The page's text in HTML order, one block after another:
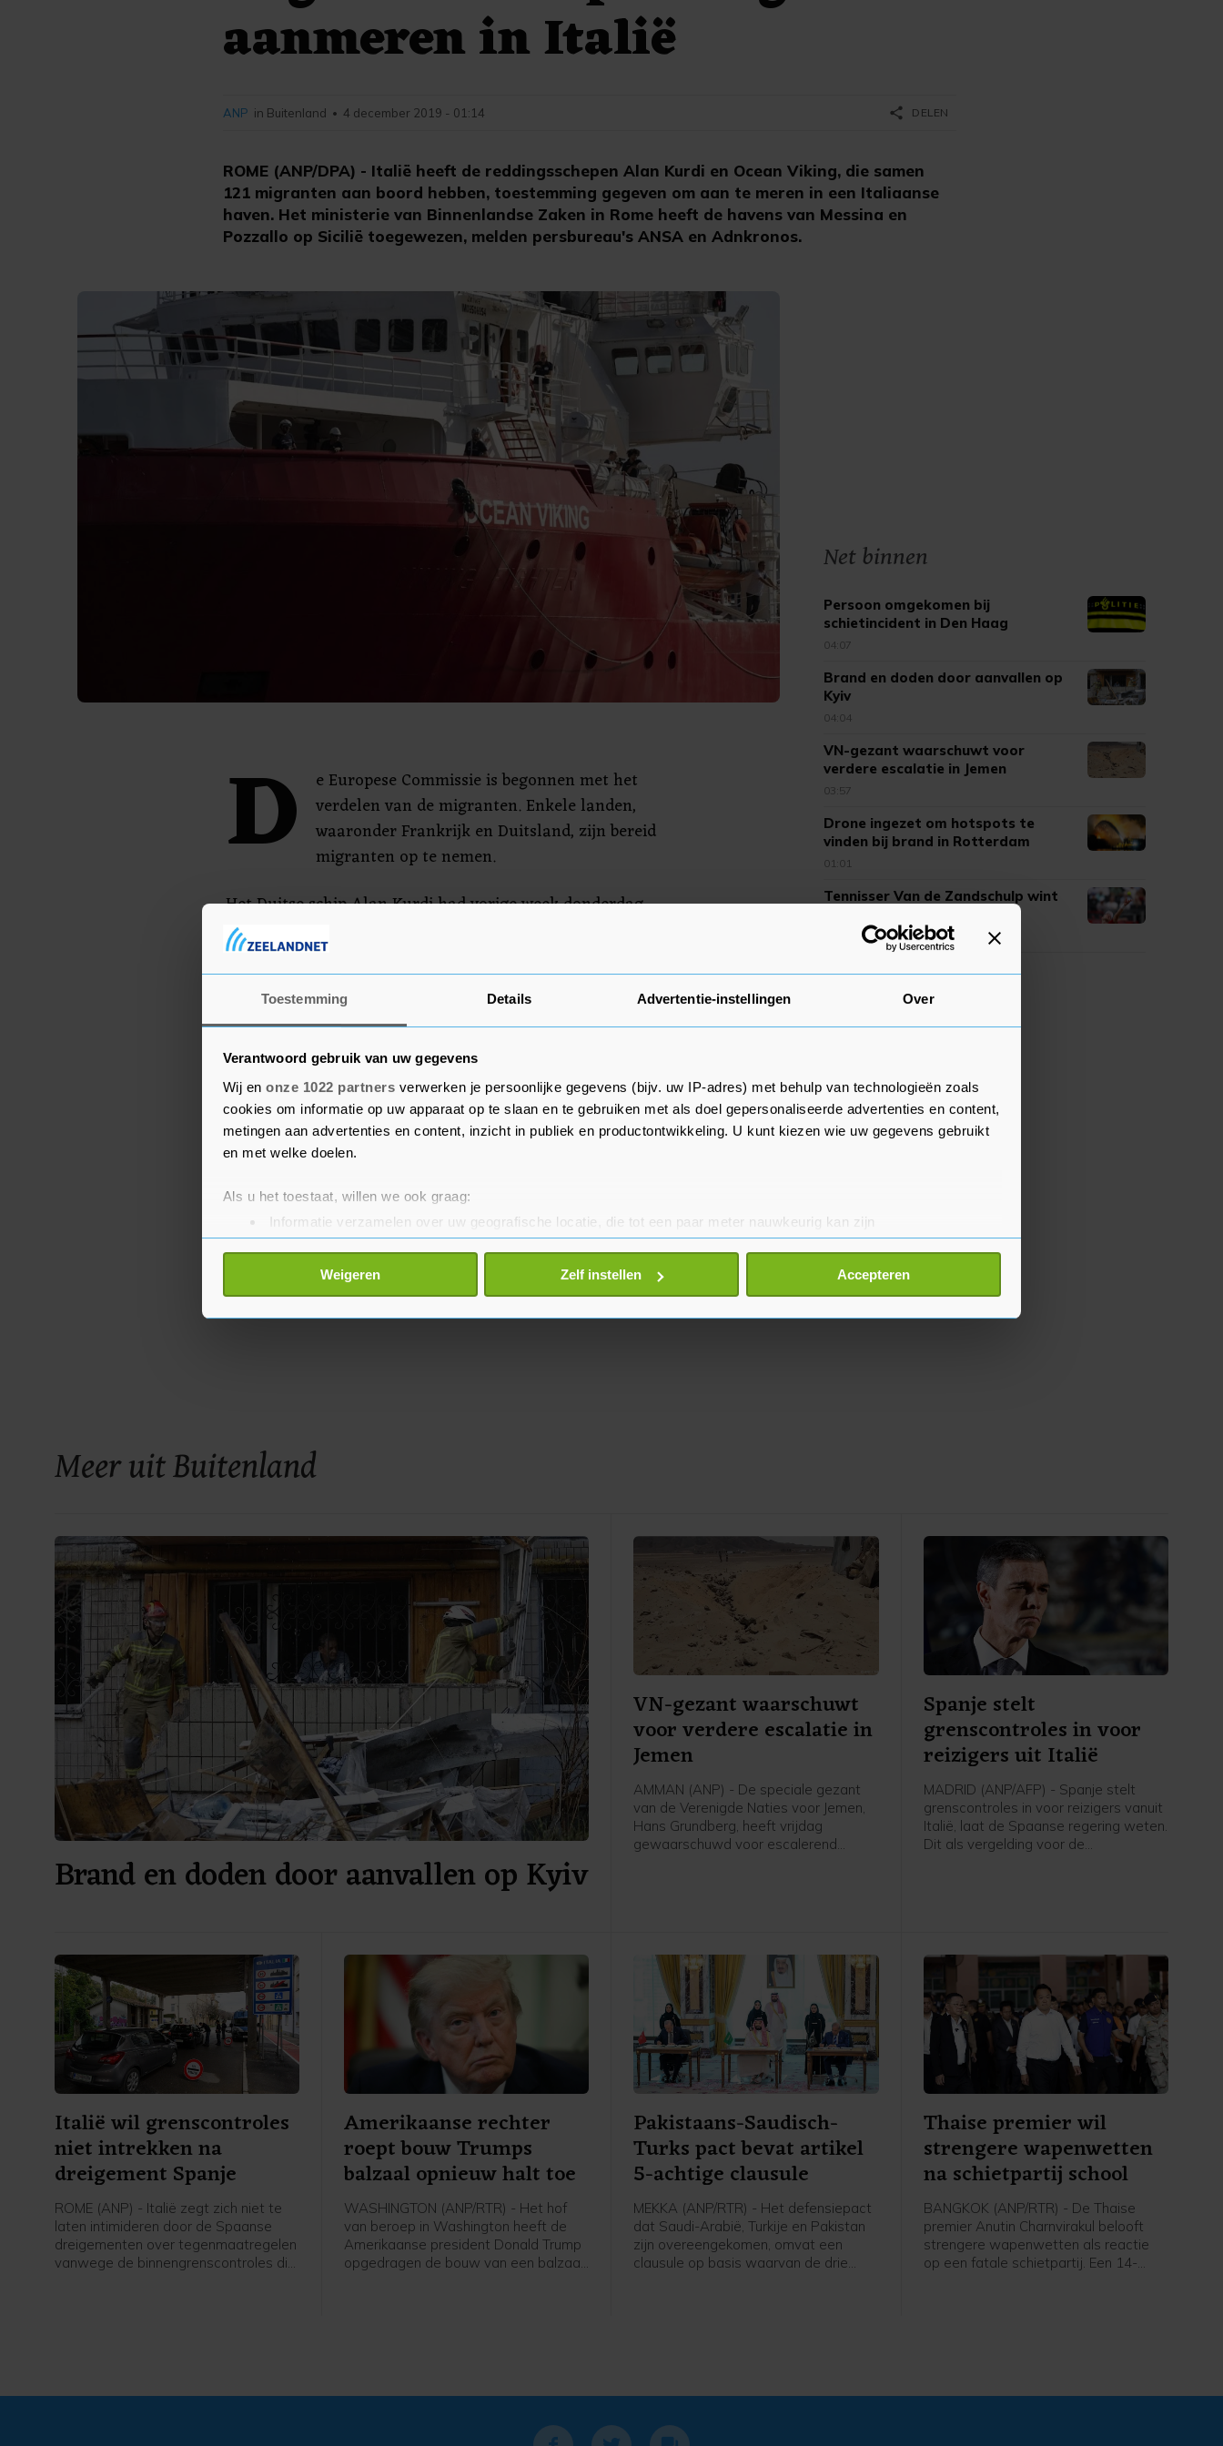
Toestemming Details Advertentie-instellingen Over
Verantwoord gebruik van uw gegevens
Wij en onze 1022 partners verwerken je persoonlijke gegevens (bijv. uw IP-adres) met behulp van technologieën zoals
cookies om informatie op uw apparaat op te slaan en te gebruiken met als doel gepersonaliseerde advertenties en content,
metingen aan advertenties en content, inzicht in publiek en productontwikkeling. U kunt kiezen wie uw gegevens gebruikt
en met welke doelen.
Als u het toestaat, willen we ook graag:
Informatie verzamelen over uw geografische locatie, die tot een paar meter nauwkeurig kan zijn
Uw apparaat identificeren door het actief te scannen op specifieke eigenschappen (fingerprinting)
Lees meer over hoe uw persoonlijke gegevens worden verwerkt en stel uw voorkeuren in het
detailgedeelte
toestemming op elk moment wijzigen of intrekken in de Cookieverklaring.
Weigeren Zelf instellen Accepteren
aanmeren in Italië
ROME (ANP/DPA) - Italië heeft de reddingsschepen Alan Kurdi en Ocean Viking, die samen
121 migranten aan boord hebben, toestemming gegeven om aan te meren in een Italiaanse
haven. Het ministerie van Binnenlandse Zaken in Rome heeft de havens van Messina en
Pozzallo op Sicilië toegewezen, melden persbureau's ANSA en Adnkronos.
ANP in Buitenland • 4 december 2019 - 01:14 share DELEN
D
e Europese Commissie is begonnen met het
verdelen van de migranten. Enkele landen,
waaronder Frankrijk en Duitsland, zijn bereid
migranten op te nemen.
Het Duitse schip Alan Kurdi had vorige week donderdag
bij twee acties 84 mensen uit zee gehaald. Na meerdere
noodevacuaties waren daar dinsdag nog 61 personen van
aan boord. Het schip Ocean Viking had in de nacht van
donderdag op vrijdag 60 migranten aan boord genomen.
Meer uit Buitenland
Brand en doden door aanvallen op Kyiv
VN-gezant waarschuwt
voor verdere escalatie in
Jemen
AMMAN (ANP) - De speciale gezant
van de Verenigde Naties voor Jemen,
Hans Grundberg, heeft vrijdag
gewaarschuwd voor escalerend
2022", schreef hij op X.
Spanje stelt
grenscontroles in voor
reizigers uit Italië
MADRID (ANP/AFP) - Spanje stelt
grenscontroles in voor reizigers vanuit
Italië, laat de Spaanse regering weten.
Dit als vergelding voor de
grenscontroles gaan zaterdag in en
meldt het Spaanse ministerie van
Binnenlandse Zaken in een verklaring.
Italië wil grenscontroles
niet intrekken na
dreigement Spanje
ROME (ANP) - Italië zegt zich niet te
laten intimideren door de Spaanse
dreigementen over tegenmaatregelen
vanwege de binnengrenscontroles die
Amerikaanse rechter
roept bouw Trumps
balzaal opnieuw halt toe
WASHINGTON (ANP/RTR) - Het hof
van beroep in Washington heeft de
Amerikaanse president Donald Trump
opgedragen de bouw van een balzaal
Pakistaans-Saudisch-
Turks pact bevat artikel
5-achtige clausule
MEKKA (ANP/RTR) - Het defensiepact
dat Saudi-Arabië, Turkije en Pakistan
zijn overeengekomen, omvat een
clausule op basis waarvan de drie
gemaakt over intensievere
Thaise premier wil
strengere wapenwetten
na schietpartij school
BANGKOK (ANP/RTR) - De Thaise
premier Anutin Charnvirakul belooft
strengere wapenwetten als reactie
op een fatale schietpartij. Een 14-
Net binnen
Persoon omgekomen bij
schietincident in Den Haag
04:07
Brand en doden door aanvallen op
Kyiv
04:04
VN-gezant waarschuwt voor
verdere escalatie in Jemen
03:57
Drone ingezet om hotspots te
vinden bij brand in Rotterdam
01:01
Tennisser Van de Zandschulp wint